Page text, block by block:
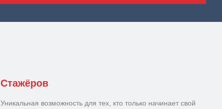
Стажёров
Уникальная возможность для тех, кто только начинает свой